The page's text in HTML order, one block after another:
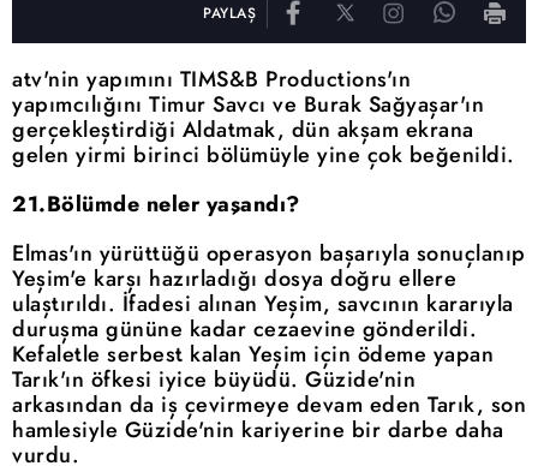
PAYLAŞ
atv'nin yapımını TIMS&B Productions'ın
yapımcılığını Timur Savcı ve Burak Sağyaşar'ın
gerçekleştirdiği Aldatmak, dün akşam ekrana
gelen yirmi birinci bölümüyle yine çok beğenildi.
21.Bölümde neler yaşandı?
Elmas'ın yürüttüğü operasyon başarıyla sonuçlanıp
Yeşim'e karşı hazırladığı dosya doğru ellere
ulaştırıldı. İfadesi alınan Yeşim, savcının kararıyla
duruşma gününe kadar cezaevine gönderildi.
Kefaletle serbest kalan Yeşim için ödeme yapan
Tarık'ın öfkesi iyice büyüdü. Güzide'nin
arkasından da iş çevirmeye devam eden Tarık, son
hamlesiyle Güzide'nin kariyerine bir darbe daha
vurdu.